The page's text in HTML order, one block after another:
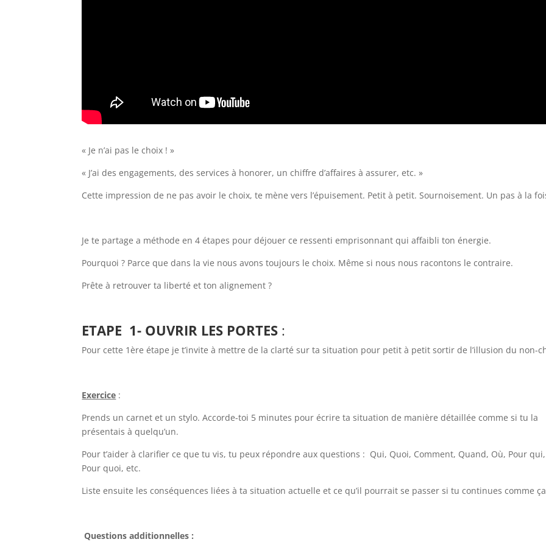
« Je n’ai pas le choix ! »
« J’ai des engagements, des services à honorer, un chiffre d’affaires à assurer, etc. »
Cette impression de ne pas avoir le choix, te mène vers l’épuisement. Petit à petit. Sournoisement. Un pas à la
Je te partage a méthode en 4 étapes pour déjouer ce ressenti emprisonnant qui affaibli ton énergie.
Pourquoi ? Parce que dans la vie nous avons toujours le choix. Même si nous nous racontons le contraire.
Prête à retrouver ta liberté et ton alignement ?
ETAPE 1- OUVRIR LES PORTES :
Pour cette 1ère étape je t’invite à mettre de la clarté sur ta situation pour petit à petit sortir de l’illusion du non-
Exercice :
Prends un carnet et un stylo. Accorde-toi 5 minutes pour écrire ta situation de manière détaillée comme si tu la
présentais à quelqu’un.
Pour t’aider à clarifier ce que tu vis, tu peux répondre aux questions : Qui, Quoi, Comment, Quand, Où, Pour qui,
Pour quoi, etc.
Liste ensuite les conséquences liées à ta situation actuelle et ce qu’il pourrait se passer si tu continues comme
Questions additionnelles :